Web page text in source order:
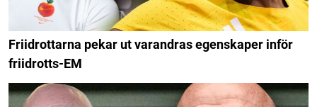
Friidrottarna pekar ut varandras egenskaper inför
friidrotts-EM